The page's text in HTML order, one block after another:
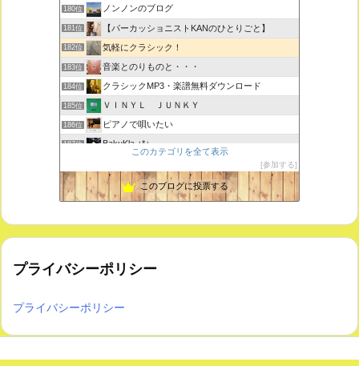
180位 ノンノンのブログ
181位 【パーカッショニストKANのひとりごと】
182位 気軽にクラシック！
183位 音楽とのりものと・・・
184位 クラシックMP3・楽譜無料ダウンロード
185位 ＶＩＮＹＬ ＪＵＮＫＹ
186位 ピアノで唄いたい
187位 BakuKla +*+
189位 ときどき書きます♪
このカテゴリを全て表示
参加する
このブログに投票する
プライバシーポリシー
プライバシーポリシー